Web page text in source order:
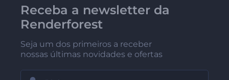
Receba a newsletter da
Renderforest
Seja um dos primeiros a receber
nossas últimas novidades e ofertas